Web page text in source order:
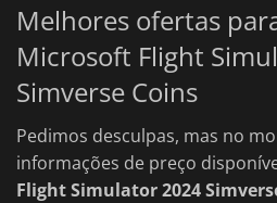
Melhores ofertas
Microsoft Flight
Simverse Coins
Pedimos desculpas, mas no
informações de preço
Flight Simulator 2024